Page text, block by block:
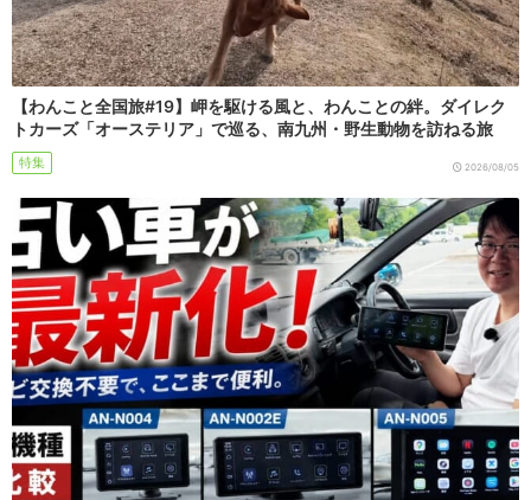
【わんこと全国旅#19】岬を駆ける風と、わんことの絆。ダイレク
トカーズ「オーステリア」で巡る、南九州・野生動物を訪ねる旅
特集 2026/08/05